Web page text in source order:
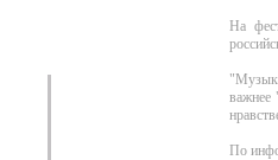
На
важнее
По